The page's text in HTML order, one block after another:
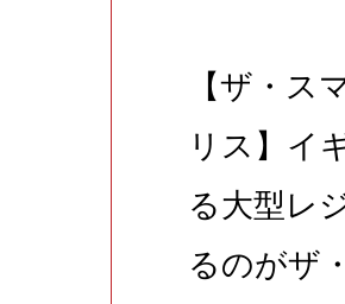
【ザ・ス
リス】イ
る大型レ
るのがザ